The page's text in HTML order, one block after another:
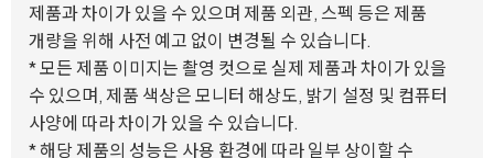
제품과 차이가 있을 수 있으며 제품 외관, 스펙 등은 제품
개량을 위해 사전 예고 없이 변경될 수 있습니다.
* 모든 제품 이미지는 촬영 컷으로 실제 제품과 차이가 있을
수 있으며, 제품 색상은 모니터 해상도, 밝기 설정 및 컴퓨터
사양에 따라 차이가 있을 수 있습니다.
* 해당 제품의 성능은 사용 환경에 따라 일부 상이할 수